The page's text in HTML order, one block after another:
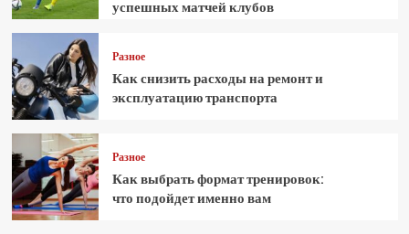
успешных матчей клубов
Разное
Как снизить расходы на ремонт и
эксплуатацию транспорта
Разное
Как выбрать формат тренировок:
что подойдет именно вам